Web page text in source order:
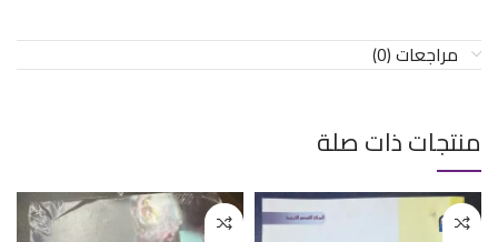
مراجعات (0)
منتجات ذات صلة